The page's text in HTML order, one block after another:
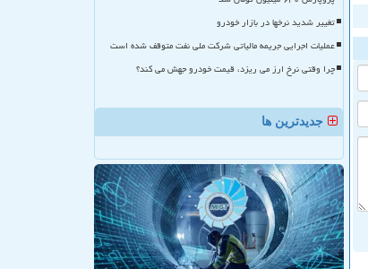
تغییر شدید نرخها در بازار خودرو
عملیات اجرایی جریمه مالیاتی شرکت ملی نفت متوقف شده است
چرا وقتی نرخ ارز می ریزد، قیمت خودرو جهش می کند؟
جدیدترین ها